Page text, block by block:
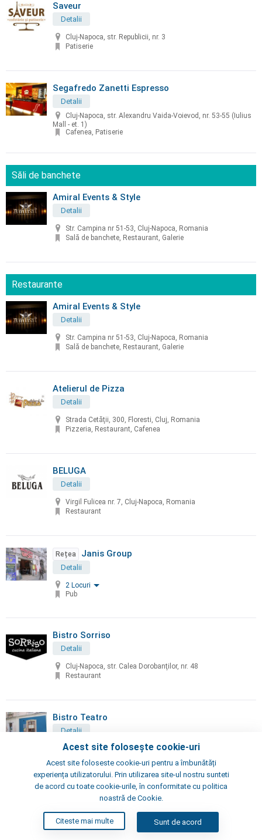
Saveur
Detalii
Cluj-Napoca, str. Republicii, nr. 3
Patiserie
Segafredo Zanetti Espresso
Detalii
Cluj-Napoca, str. Alexandru Vaida-Voievod, nr. 53-55 (Iulius
Mall - et. 1)
Cafenea, Patiserie
Săli de banchete
Amiral Events & Style
Detalii
Str. Campina nr 51-53, Cluj-Napoca, Romania
Sală de banchete, Restaurant, Galerie
Restaurante
Amiral Events & Style
Detalii
Str. Campina nr 51-53, Cluj-Napoca, Romania
Sală de banchete, Restaurant, Galerie
Atelierul de Pizza
Detalii
Strada Cetăţii, 300, Floresti, Cluj, Romania
Pizzeria, Restaurant, Cafenea
BELUGA
Detalii
Virgil Fulicea nr. 7, Cluj-Napoca, Romania
Restaurant
Rețea Janis Group
Detalii
2 Locuri
Pub
Bistro Sorriso
Detalii
Cluj-Napoca, str. Calea Dorobanţilor, nr. 48
Restaurant
Bistro Teatro
Detalii
Cluj-Napoca, str. Vasile Goldiș, nr. 1
Restaurant
Bistro Viena
Detalii
Cluj-Napoca, str. Matei Corvin, nr. 3
Acest site folosește cookie-uri
Acest site foloseste cookie-uri pentru a îmbunătăți
experiența utilizatorului. Prin utilizarea site-ul nostru sunteti
de acord cu toate cookie-urile, în conformitate cu politica
noastră de Cookie.
Citeste mai multe Sunt de acord